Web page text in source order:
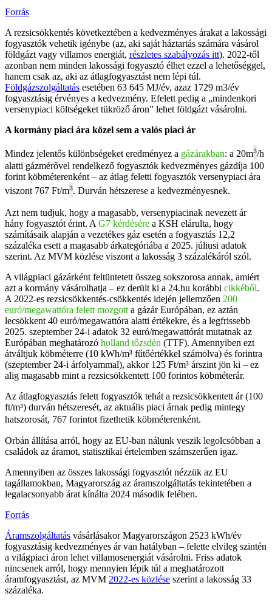
Forrás
A rezsicsökkentés következtében a kedvezményes árakat a lakossági
fogyasztók vehetik igénybe (az, aki saját háztartás számára vásárol
földgázt vagy villamos energiát, részletes szabályozás itt). 2022-től
azonban nem minden lakossági fogyasztó élhet ezzel a lehetőséggel,
hanem csak az, aki az átlagfogyasztást nem lépi túl.
Földgázszolgáltatás esetében 63 645 MJ/év, azaz 1729 m3/év
fogyasztásig érvényes a kedvezmény. Efelett pedig a „mindenkori
versenypiaci költségeket tükröző áron” lehet földgázt vásárolni.
A kormány piaci ára közel sem a valós piaci ár
Mindez jelentős különbségeket eredményez a gázárakban: a 20m³/h
alatti gázmérővel rendelkező fogyasztók kedvezményes gázdíja 100
forint köbméterenként – az átlag feletti fogyasztók versenypiaci ára
viszont 767 Ft/m³. Durván hétszerese a kedvezményesnek.
Azt nem tudjuk, hogy a magasabb, versenypiacinak nevezett ár
hány fogyasztót érint. A G7 kérdésére a KSH elárulta, hogy
számításaik alapján a vezetékes gáz esetén a fogyasztás 12,2
százaléka esett a magasabb árkategóriába a 2025. júliusi adatok
szerint. Az MVM közlése viszont a lakosság 3 százalékáról szól.
A világpiaci gázárként feltüntetett összeg sokszorosa annak, amiért
azt a kormány vásárolhatja – ez derült ki a 24.hu korábbi cikkéből.
A 2022-es rezsicsökkentés-csökkentés idején jellemzően 200
euró/megawattóra felett mozgott a gázár Európában, ez aztán
lecsökkent 40 euró/megawattóra alatti értékekre, és a legfrissebb
2025. szeptember 24-i adatok 32 euró/megawattórát mutatnak az
Európában meghatározó holland tőzsdén (TTF). Amennyiben ezt
átváltjuk köbméterre (10 kWh/m³ fűtőértékkel számolva) és forintra
(szeptember 24-i árfolyammal), akkor 125 Ft/m³ árszint jön ki – ez
alig magasabb mint a rezsicsökkentett 100 forintos köbméterár.
Az átlagfogyasztás felett fogyasztók tehát a rezsicsökkentett ár (100
ft/m³) durván hétszeresét, az aktuális piaci árnak pedig mintegy
hatszorosát, 767 forintot fizethetik köbméterenként.
Orbán állítása arról, hogy az EU-ban nálunk veszik legolcsóbban a
családok az áramot, statisztikai értelemben számszerűen igaz.
Amennyiben az összes lakossági fogyasztót nézzük az EU
tagállamokban, Magyarország az áramszolgáltatás tekintetében a
legalacsonyabb árat kínálta 2024 második felében.
Forrás
Áramszolgáltatás vásárlásakor Magyarországon 2523 kWh/év
fogyasztásig kedvezményes ár van hatályban – felette elvileg szintén
a világpiaci áron lehet villamosenergiát vásárolni. Friss adatok
nincsenek arról, hogy mennyien lépik túl a meghatározott
áramfogyasztást, az MVM 2022-es közlése szerint a lakosság 33
százaléka.